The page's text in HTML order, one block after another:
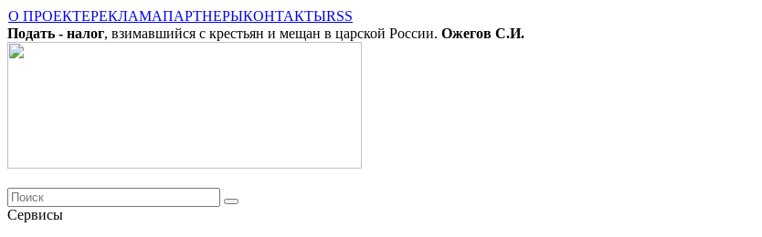
О ПРОЕКТЕРЕКЛАМАПАРТНЕРЫКОНТАКТЫRSS
Подать - налог, взимавшийся с крестьян и мещан в царской России. Ожегов С.И.
Сервисы